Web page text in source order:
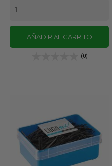
AÑADIR AL CARRITO
(0)